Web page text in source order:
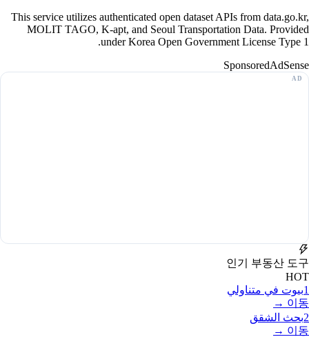
This service utilizes authenticated open dataset APIs from data.go.kr,
MOLIT TAGO, K-apt, and Seoul Transportation Data. Provided
under Korea Open Government License Type 1.
SponsoredAdSense
인기 부동산 도구
HOT
1بيوت في متناولي
이동 →
2بحث الشقق
이동 →